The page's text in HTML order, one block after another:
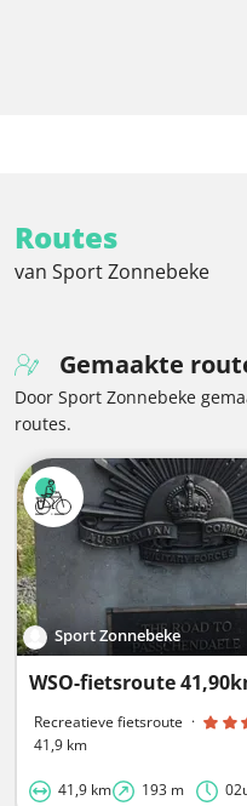
Routes
van Sport Zonnebeke
Gemaakte
Door Sport Zonnebeke
routes.
Sport Zonnebeke
Recreatieve fietsroute ·
41,9 km
41,9 km 193 m